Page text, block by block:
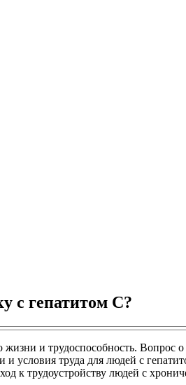
с гепатитом С?
и трудоспособность.
и условия труда для людей с
к трудоустройству людей с